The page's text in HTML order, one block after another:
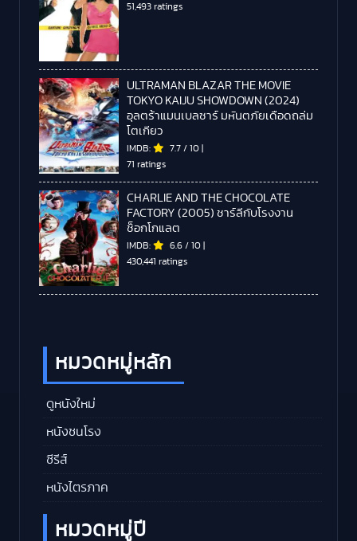
51,493 ratings
ULTRAMAN BLAZAR THE MOVIE
TOKYO KAIJU SHOWDOWN (2024)
อุลตร้าแมนเบลซาร์ มหันตภัยเดือดถล่ม
โตเกียว
IMDB: 7.7 / 10 |
71 ratings
CHARLIE AND THE CHOCOLATE
FACTORY (2005) ชาร์ลีกับโรงงาน
ช็อกโกแลต
IMDB: 6.6 / 10 |
430,441 ratings
หมวดหมู่หลัก
ดูหนังใหม่
หนังชนโรง
ซีรีส์
หนังไตรภาค
หมวดหมู่ปี